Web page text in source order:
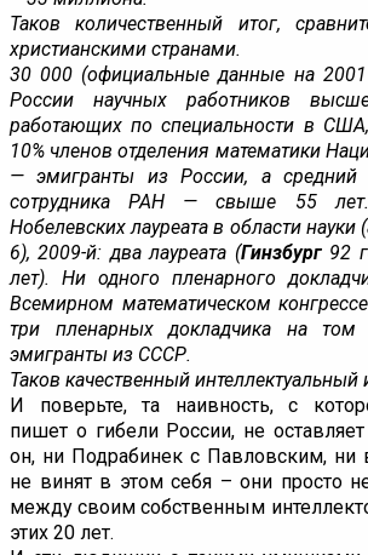
Таков количественный итог,
христианскими странами.
30 000 (официальные данные на
России научных работников
работающих по специальности в
10% членов отделения математики
— эмигранты из России, а средний
сотрудника РАН — свыше 55
Нобелевских лауреата в области науки
6), 2009-й: два лауреата (Гинзбург92
лет). Ни одного пленарного
Всемирном математическом
три пленарных докладчика на
эмигранты из СССР.
Таков качественный интеллектуальный
И поверьте, та наивность, с
пишет о гибели России, не
он, ни Подрабинек с Павловским,
не винят в этом себя – они просто
между своим собственным
этих 20 лет.